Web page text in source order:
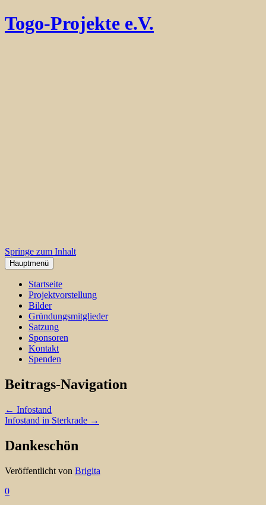
Togo-Projekte e.V.
Springe zum Inhalt
Hauptmenü
Startseite
Projektvorstellung
Bilder
Gründungsmitglieder
Satzung
Sponsoren
Kontakt
Spenden
Beitrags-Navigation
← Infostand
Infostand in Sterkrade →
Dankeschön
Veröffentlicht von Brigita
0